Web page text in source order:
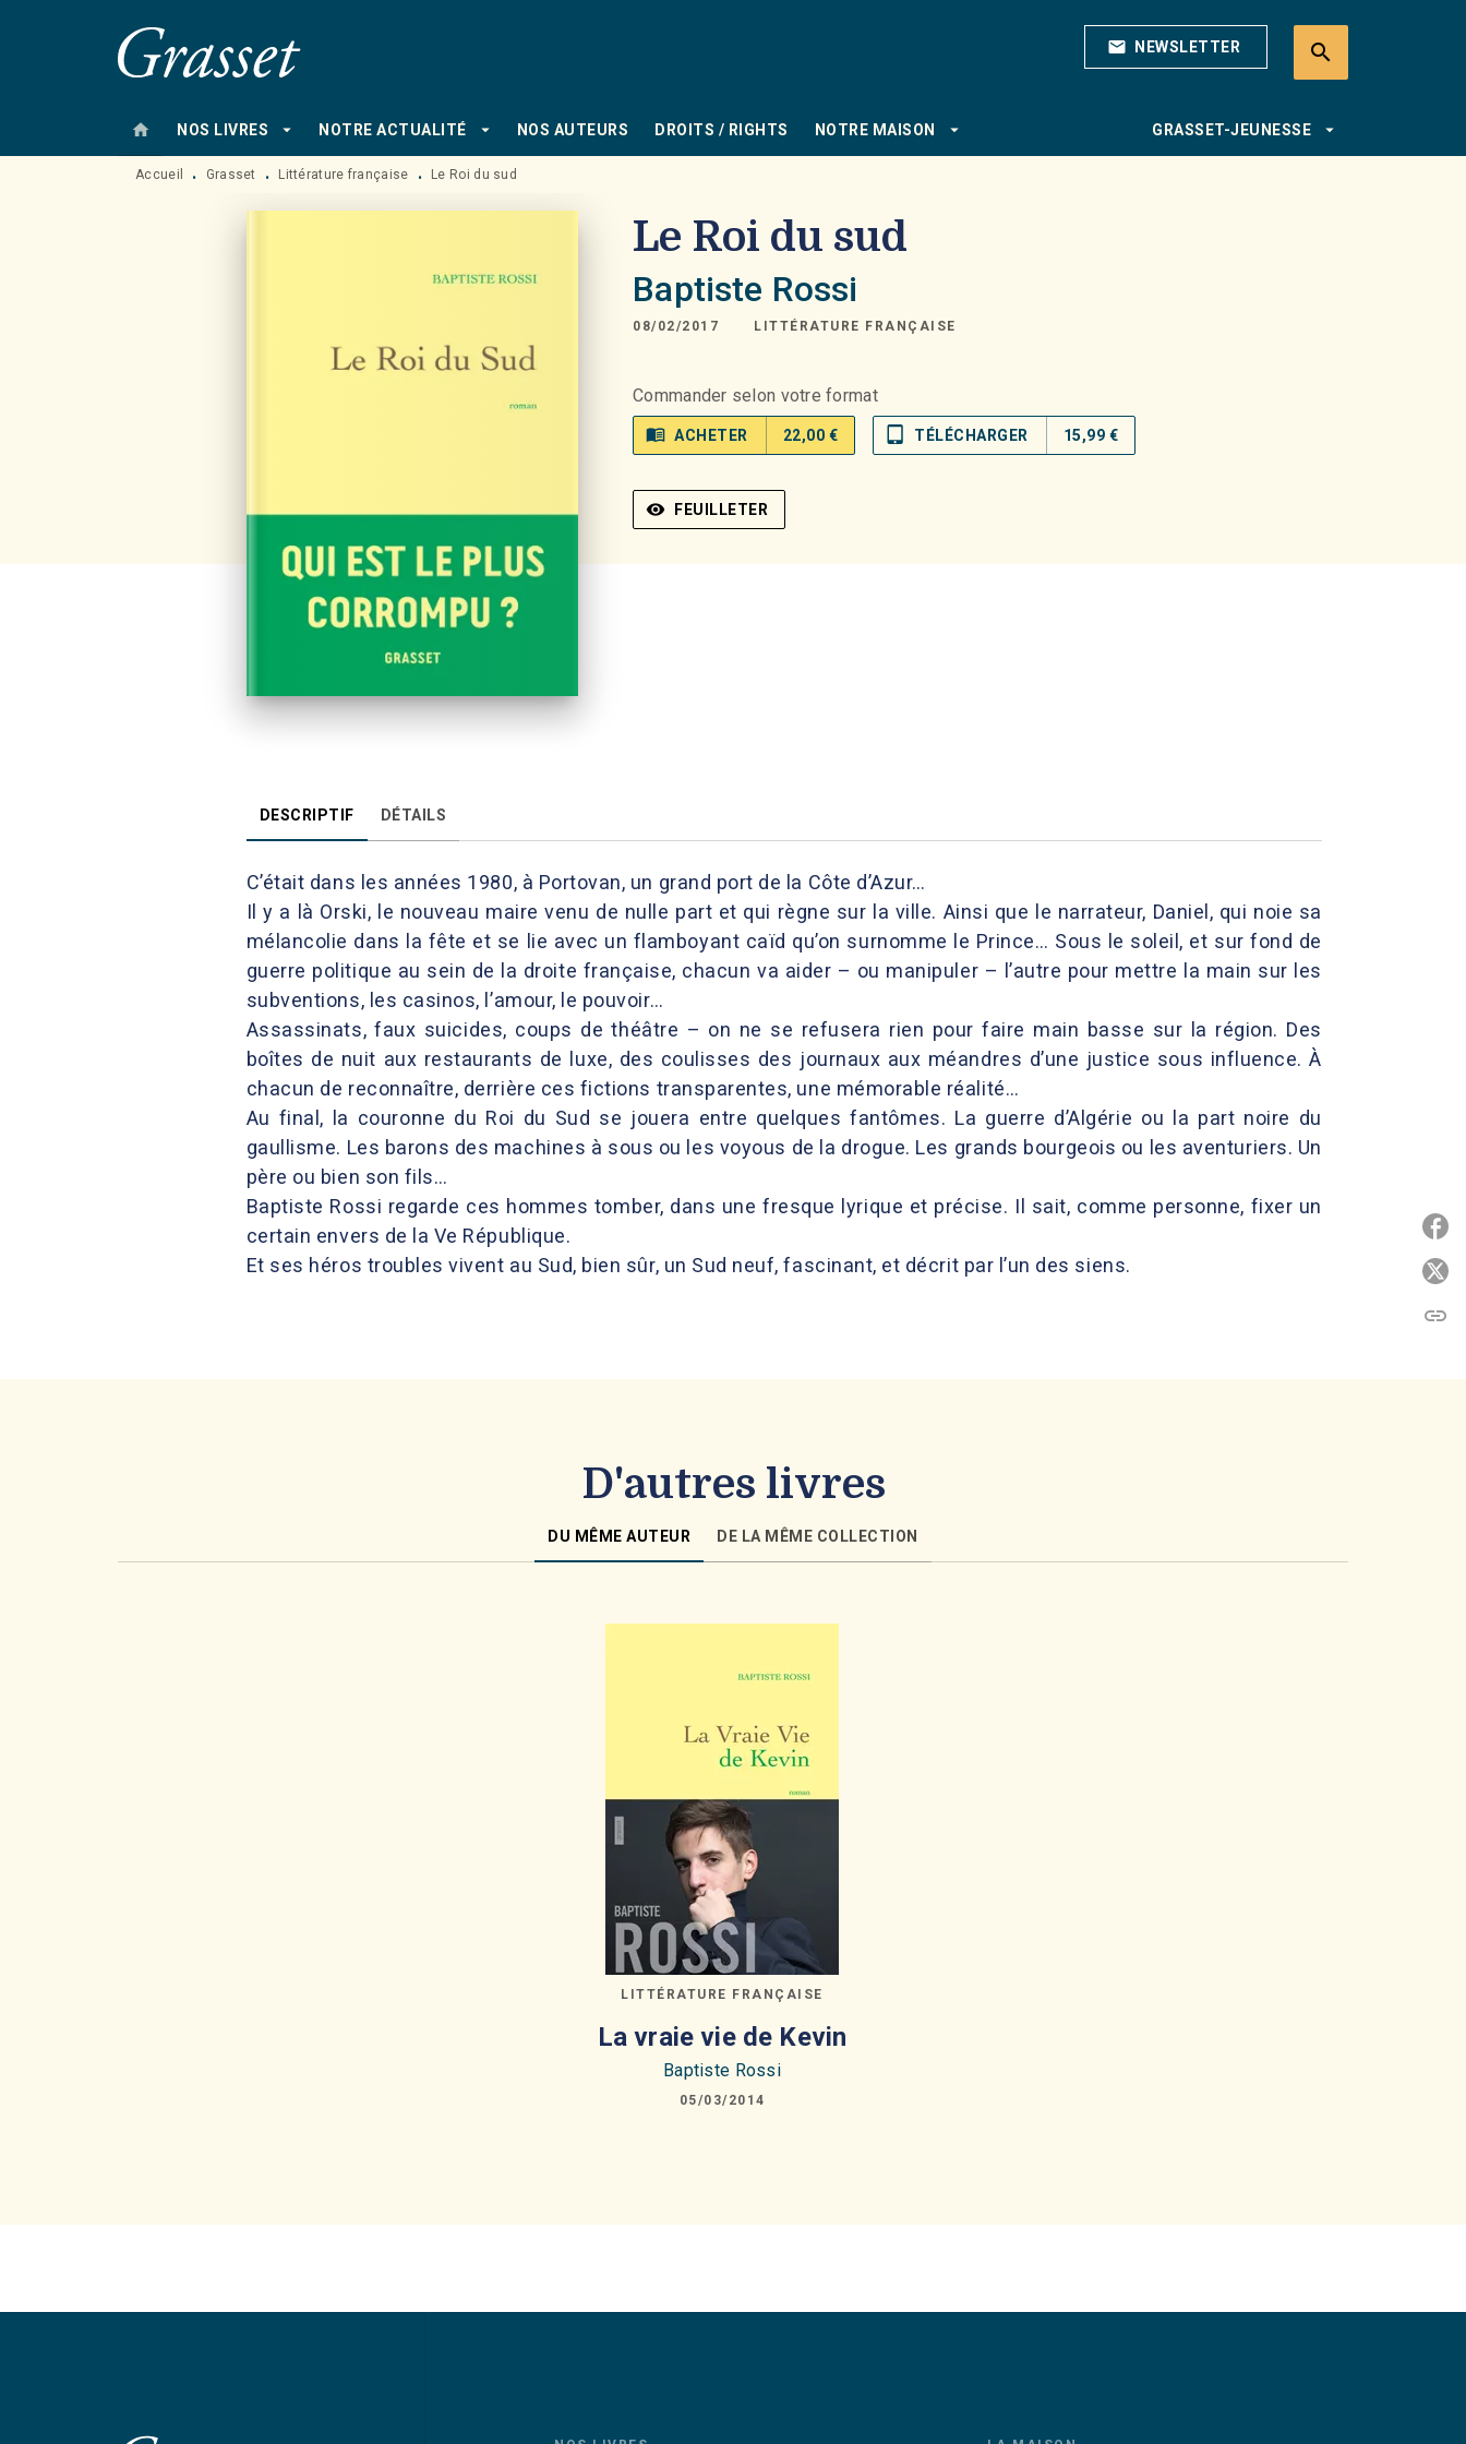
MENU RECHERCHE mail NEWSLETTER search
home NOS LIVRES arrow_drop_down NOTRE ACTUALITÉ arrow_drop_down NOS AUTEURS DROITS / RIGHTS NOTRE MAISON arrow_drop_down GRASSET-JEUNESSE arrow_drop_down
Accueil • Grasset • Littérature française • Le Roi du sud
Le Roi du sud
Baptiste Rossi
08/02/2017 LITTÉRATURE FRANÇAISE
Commander selon votre format
menu_book ACHETER 22,00 € tablet_mac TÉLÉCHARGER 15,99 €
visibility FEUILLETER
DESCRIPTIF DÉTAILS
C’était dans les années 1980, à Portovan, un grand port de la Côte d’Azur…
Il y a là Orski, le nouveau maire venu de nulle part et qui règne sur la ville. Ainsi que le narrateur, Daniel, qui noie sa
mélancolie dans la fête et se lie avec un flamboyant caïd qu’on surnomme le Prince… Sous le soleil, et sur fond de
guerre politique au sein de la droite française, chacun va aider – ou manipuler – l’autre pour mettre la main sur les
subventions, les casinos, l’amour, le pouvoir…
Assassinats, faux suicides, coups de théâtre – on ne se refusera rien pour faire main basse sur la région. Des
boîtes de nuit aux restaurants de luxe, des coulisses des journaux aux méandres d’une justice sous influence. À
chacun de reconnaître, derrière ces fictions transparentes, une mémorable réalité…
Au final, la couronne du Roi du Sud se jouera entre quelques fantômes. La guerre d’Algérie ou la part noire du
gaullisme. Les barons des machines à sous ou les voyous de la drogue. Les grands bourgeois ou les aventuriers. Un
père ou bien son fils…
Baptiste Rossi regarde ces hommes tomber, dans une fresque lyrique et précise. Il sait, comme personne, fixer un
certain envers de la Ve République.
Et ses héros troubles vivent au Sud, bien sûr, un Sud neuf, fascinant, et décrit par l’un des siens.
D'autres livres
DU MÊME AUTEUR DE LA MÊME COLLECTION
LITTÉRATURE FRANÇAISE
La vraie vie de Kevin
Baptiste Rossi
05/03/2014
link